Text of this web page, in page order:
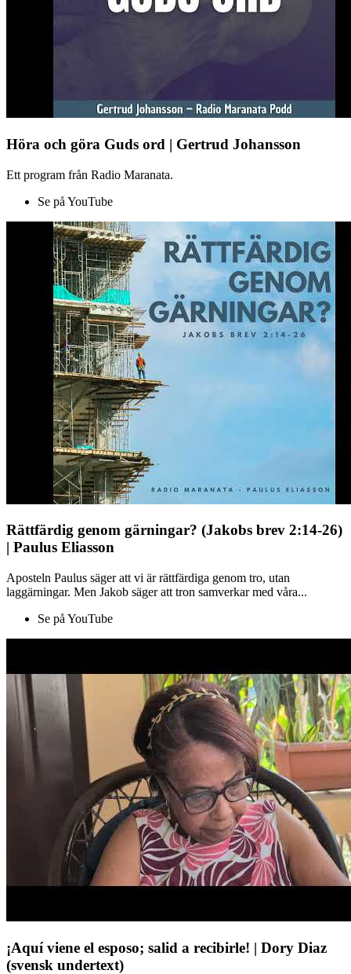
Höra och göra Guds ord | Gertrud Johansson
Ett program från Radio Maranata.
Se på YouTube
Rättfärdig genom gärningar? (Jakobs brev 2:14-26)
| Paulus Eliasson
Aposteln Paulus säger att vi är rättfärdiga genom tro, utan
laggärningar. Men Jakob säger att tron samverkar med våra...
Se på YouTube
¡Aquí viene el esposo; salid a recibirle! | Dory Diaz
(svensk undertext)